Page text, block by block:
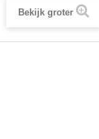
Bekijk groter